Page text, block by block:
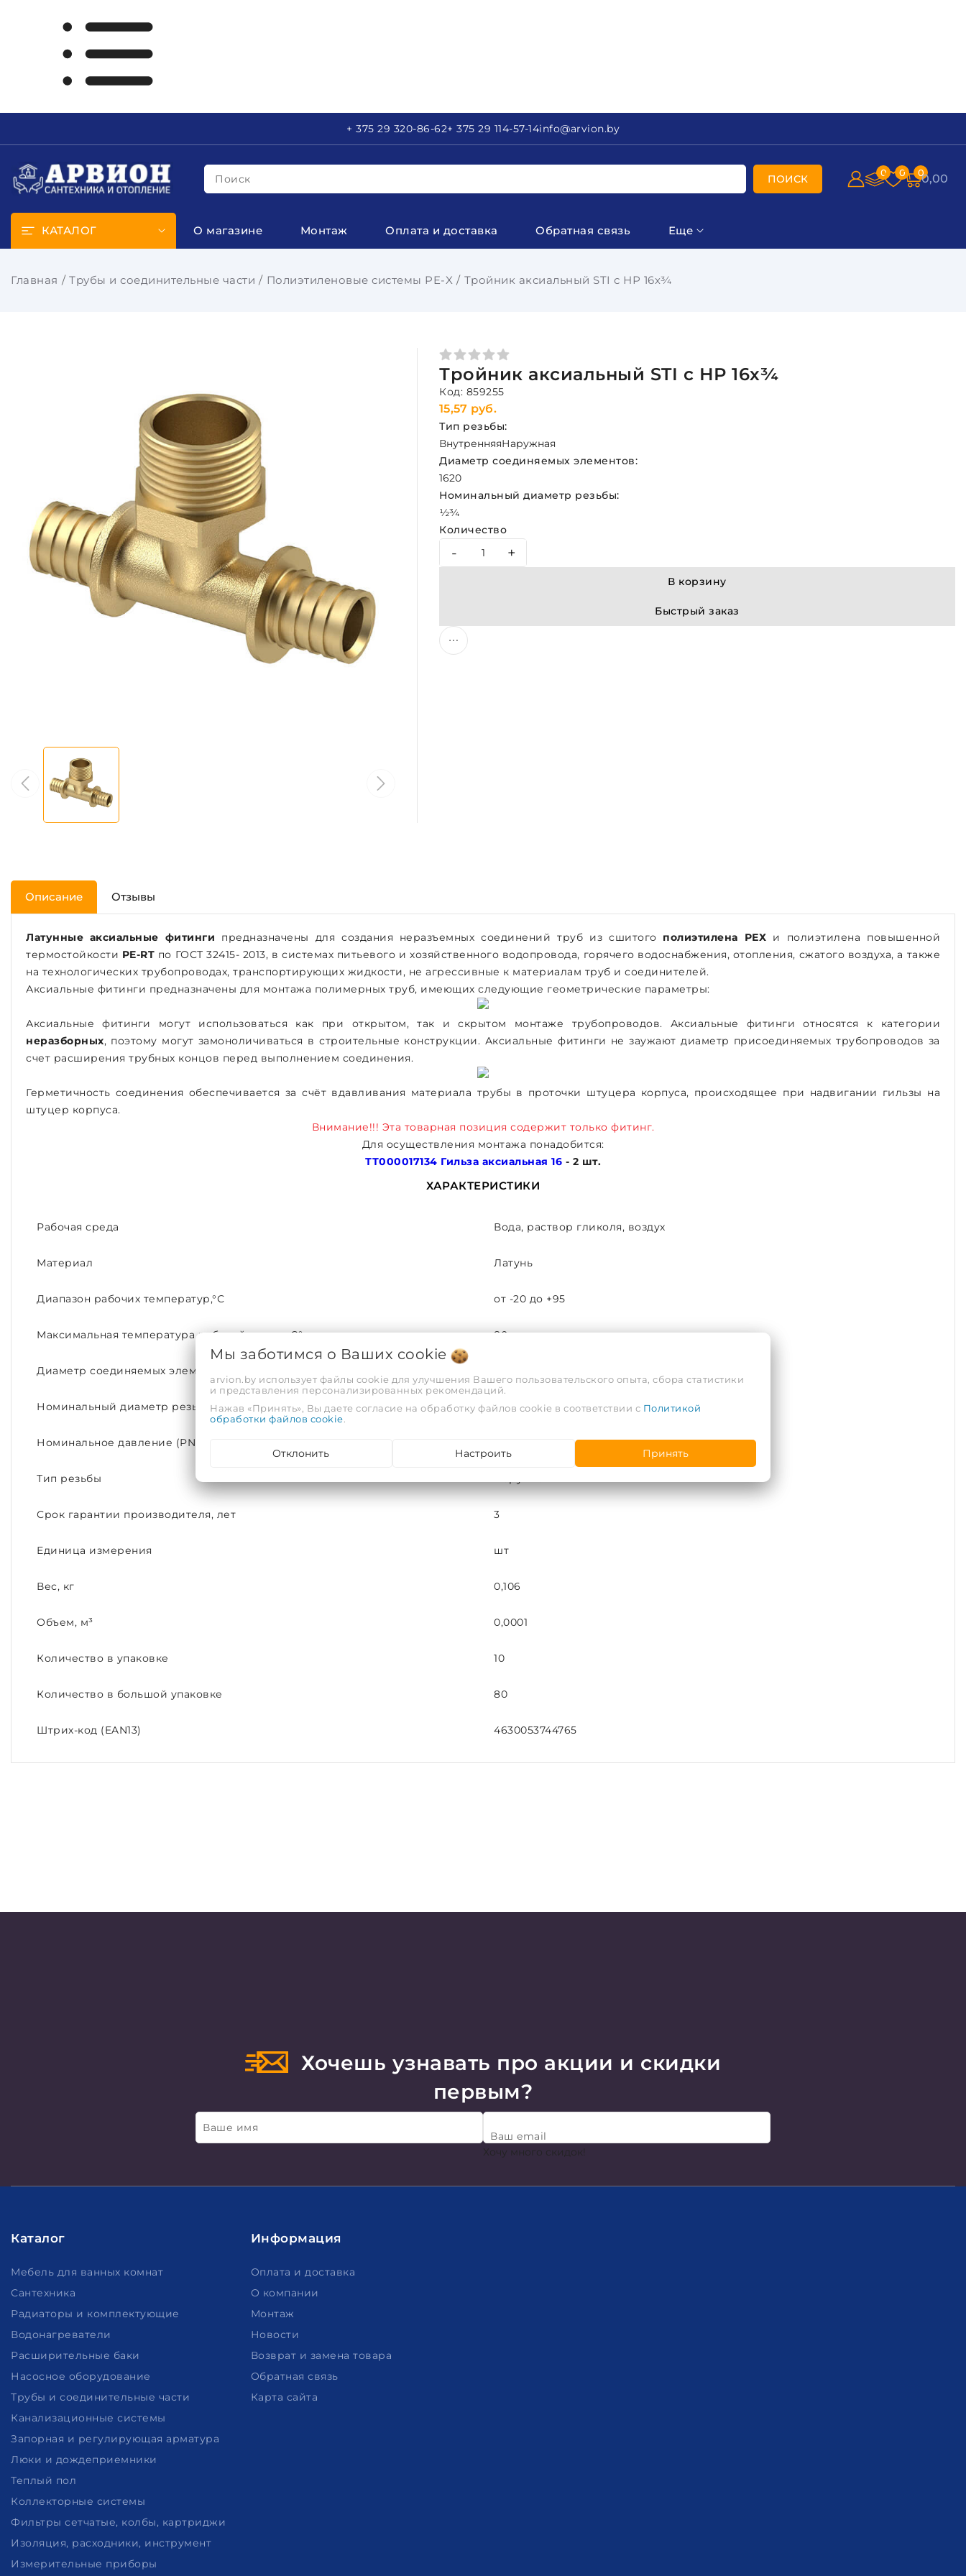
+ 375 29 320-86-62+ 375 29 114-57-14info@arvion.by
Поиск ПОИСК 0 0 00,00
КАТАЛОГ О магазине Монтаж Оплата и доставка Обратная связь Еще
Главная Трубы и соединительные части Полиэтиленовые системы PE-X Тройник аксиальный STI с НР 16х¾
Тройник аксиальный STI с НР 16х¾
Код: 859255
15,57 руб.
Тип резьбы:
ВнутренняяНаружная
Диаметр соединяемых элементов:
1620
Номинальный диаметр резьбы:
½¾
Количество
- +
В корзину
Быстрый заказ
Описание Отзывы
Латунные аксиальные фитинги предназначены для создания неразъемных соединений труб из сшитого полиэтилена РЕХ и полиэтилена повышенной
термостойкости PE-RT по ГОСТ 32415- 2013, в системах питьевого и хозяйственного водопровода, горячего водоснабжения, отопления, сжатого воздуха, а также
на технологических трубопроводах, транспортирующих жидкости, не агрессивные к материалам труб и соединителей.
Аксиальные фитинги предназначены для монтажа полимерных труб, имеющих следующие геометрические параметры:
Аксиальные фитинги могут использоваться как при открытом, так и скрытом монтаже трубопроводов. Аксиальные фитинги относятся к категории
неразборных, поэтому могут замоноличиваться в строительные конструкции. Аксиальные фитинги не заужают диаметр присоединяемых трубопроводов за
счет расширения трубных концов перед выполнением соединения.
Герметичность соединения обеспечивается за счёт вдавливания материала трубы в проточки штуцера корпуса, происходящее при надвигании гильзы на
штуцер корпуса.
Внимание!!! Эта товарная позиция содержит только фитинг.
Для осуществления монтажа понадобится:
ТТ000017134 Гильза аксиальная 16 - 2 шт.
ХАРАКТЕРИСТИКИ
Рабочая среда Вода, раствор гликоля, воздух
Материал Латунь
Диапазон рабочих температур,°С от -20 до +95
Максимальная температура рабочей среды, С° 80
Диаметр соединяемых элементов
Номинальный диаметр резьбы ¾
Номинальное давление (PN)
Тип резьбы
Срок гарантии производителя, лет 3
Единица измерения шт
Вес, кг 0,106
Объем, м³ 0,0001
Количество в упаковке 10
Количество в большой упаковке 80
Штрих-код (EAN13) 4630053744765
Хочешь узнавать про акции и скидки
первым?
Ваше имя
Ваш email
Хочу много скидок!
Каталог
Мебель для ванных комнат
Сантехника
Радиаторы и комплектующие
Водонагреватели
Расширительные баки
Насосное оборудование
Трубы и соединительные части
Канализационные системы
Запорная и регулирующая арматура
Люки и дождеприемники
Теплый пол
Коллекторные системы
Фильтры сетчатые, колбы, картриджи
Изоляция, расходники, инструмент
Измерительные приборы
Информация
Оплата и доставка
О компании
Монтаж
Новости
Возврат и замена товара
Обратная связь
Карта сайта
Мы заботимся о Ваших cookie
arvion.by использует файлы cookie для улучшения Вашего пользовательского опыта, сбора статистики
и представления персонализированных рекомендаций.
Нажав «Принять», Вы даете согласие на обработку файлов cookie в соответствии с Политикой
обработки файлов cookie.
Отклонить Настроить Принять